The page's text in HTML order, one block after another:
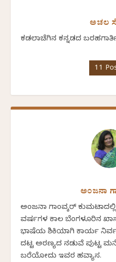
ಅಚಲ
ಕಡಲಾಚೆಗಿನ ಕನ್ನಡದ
11
ಅಂಜನಾ
ಅಂಜನಾ ಗಾಂವ್ಕರ್ ಕುಮಟಾದಲ್ಲಿ
ವರ್ಷಗಳ ಕಾಲ ಬೆಂಗಳೂರಿನ
ಭಾಷೆಯ ಶಿಕ್ಷಕಿಯಾಗಿ ಕಾರ್ಯ
ದಟ್ಟ ಅರಣ್ಯದ ನಡುವೆ ಪುಟ್ಟ
ಬರೆಯೋದು ಇವರ ಹವ್ಯಾಸ.